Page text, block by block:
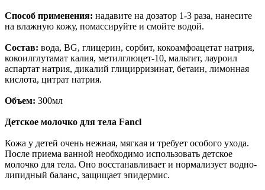
Способ применения: надавите на дозатор 1-3 раза, нанесите
на влажную кожу, помассируйте и смойте водой.
Состав: вода, BG, глицерин, сорбит, кокоамфоацетат натрия,
кокоилглутамат калия, метилглюцет-10, мальтит, лауроил
аспартат натрия, дикалий глицирризинат, бетаин, лимонная
кислота, цитрат натрия.
Объем: 300мл
Детское молочко для тела Fancl
Кожа у детей очень нежная, мягкая и требует особого ухода.
После приема ванной необходимо использовать детское
молочко для тела. Оно восстанавливает и нормализует водно-
липидный баланс, защищает эпидермис.